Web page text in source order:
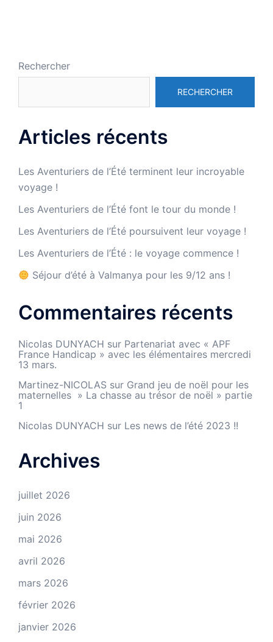
Rechercher
RECHERCHER
Articles récents
Les Aventuriers de l’Été terminent leur incroyable
voyage !
Les Aventuriers de l’Été font le tour du monde !
Les Aventuriers de l’Été poursuivent leur voyage !
Les Aventuriers de l’Été : le voyage commence !
Séjour d’été à Valmanya pour les 9/12 ans !
Commentaires récents
Nicolas DUNYACH sur Partenariat avec « APF
France Handicap » avec les élémentaires mercredi
13 mars.
Martinez-NICOLAS sur Grand jeu de noël pour les
maternelles » La chasse au trésor de noël » partie
1
Nicolas DUNYACH sur Les news de l’été 2023 !!
Archives
juillet 2026
juin 2026
mai 2026
avril 2026
mars 2026
février 2026
janvier 2026